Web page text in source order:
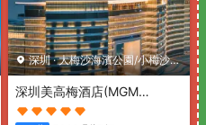
深圳·大梅沙海濱公園/小梅沙海
濱樂園
深圳美高梅酒店(MGM
Shenzhen)